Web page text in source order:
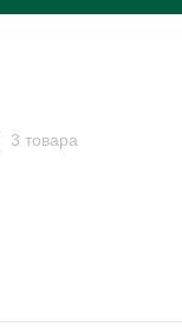
3 товара